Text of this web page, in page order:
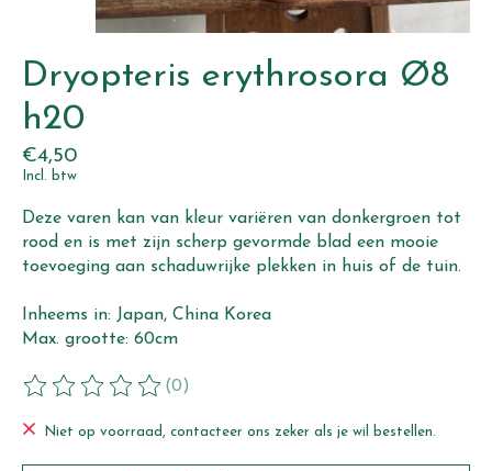
Dryopteris erythrosora Ø8
h20
€4,50
Incl. btw
Deze varen kan van kleur variëren van donkergroen tot
rood en is met zijn scherp gevormde blad een mooie
toevoeging aan schaduwrijke plekken in huis of de tuin.
Inheems in: Japan, China Korea
Max. grootte: 60cm
De beoordeling van dit product is
(0)
Niet op voorraad, contacteer ons zeker als je wil bestellen.